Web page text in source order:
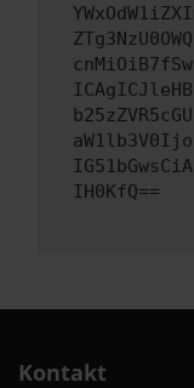
IH0KfQ==
Kontakt